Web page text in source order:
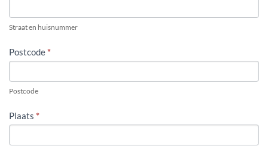
Straat en huisnummer
Postcode*
Postcode
Plaats *